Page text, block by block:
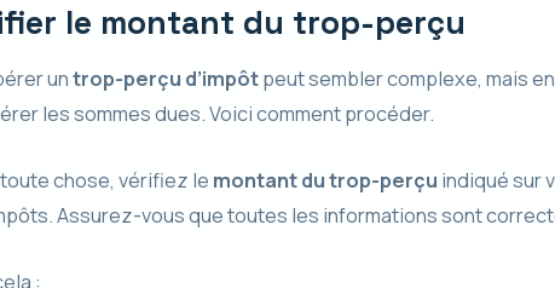
le montant du trop-perçu
untrop-perçu d’impôtpeut sembler complexe, mais
les sommes dues. Voici comment procéder.
chose, vérifiez le montant du trop-perçu indiqué sur
Assurez-vous que toutes les informations sont
: